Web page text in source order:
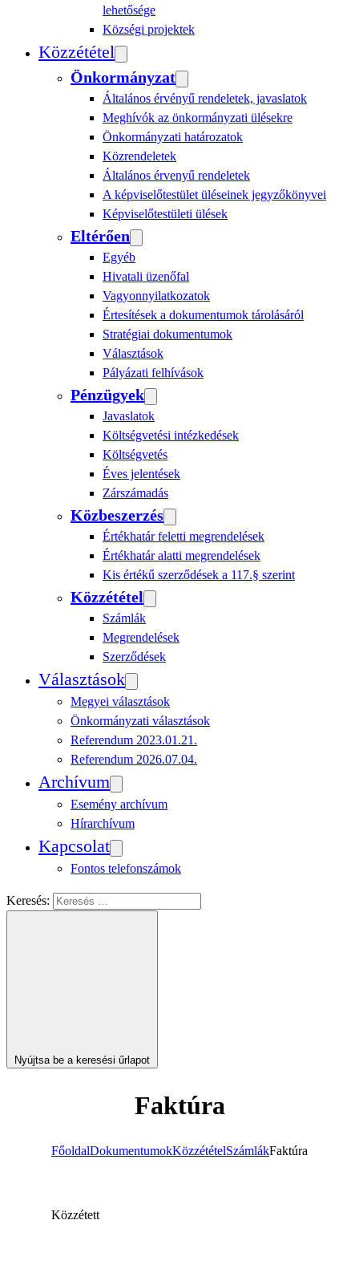
lehetősége
Községi projektek
Közzététel
Önkormányzat
Általános érvényű rendeletek, javaslatok
Meghívók az önkormányzati ülésekre
Önkormányzati határozatok
Közrendeletek
Általános érvenyű rendeletek
A képviselőtestület üléseinek jegyzőkönyvei
Képviselőtestületi ülések
Eltérően
Egyéb
Hivatali üzenőfal
Vagyonnyilatkozatok
Értesítések a dokumentumok tárolásáról
Stratégiai dokumentumok
Választások
Pályázati felhívások
Pénzügyek
Javaslatok
Költségvetési intézkedések
Költségvetés
Éves jelentések
Zárszámadás
Közbeszerzés
Értékhatár feletti megrendelések
Értékhatár alatti megrendelések
Kis értékű szerződések a 117.§ szerint
Közzététel
Számlák
Megrendelések
Szerződések
Választások
Megyei választások
Önkormányzati választások
Referendum 2023.01.21.
Referendum 2026.07.04.
Archívum
Esemény archívum
Hírarchívum
Kapcsolat
Fontos telefonszámok
Keresés:
Nyújtsa be a keresési űrlapot
Faktúra
FőoldalDokumentumokKözzétételSzámlákFaktúra
Közzétett